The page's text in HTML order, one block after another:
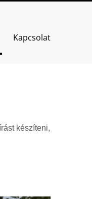
Kapcsolat
készíteni,